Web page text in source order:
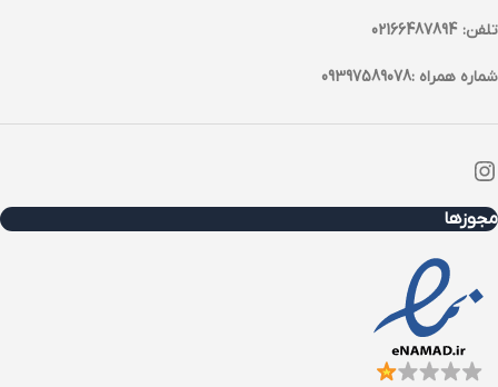
تلفن: 02166487894
شماره همراه :09397589078
مجوزها